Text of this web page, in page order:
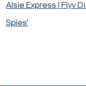
Alsie Express | Flyv
Spies'